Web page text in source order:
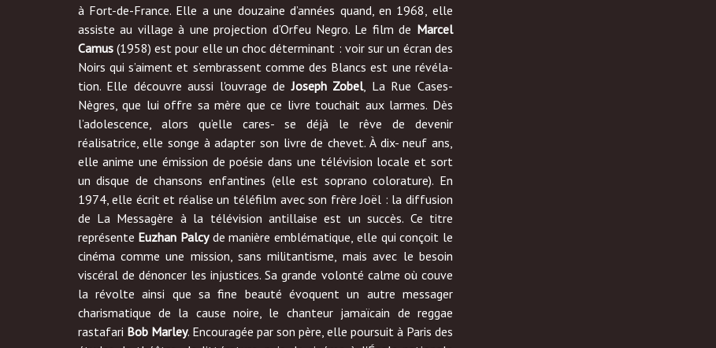
à Fort-de-France. Elle a une douzaine d’années quand, en 1968, elle
assiste au village à une projection d’Orfeu Negro. Le film de Marcel
Camus(1958) est pour elle un choc déterminant : voir sur un écran des
Noirs qui s’aiment et s’embrassent comme des Blancs est une révéla-
tion. Elle découvre aussi l'ouvrage deJoseph Zobel, La Rue Cases-
Nègres, que lui offre sa mère que ce livre touchait aux larmes. Dès
l’adolescence, alors qu’elle cares- se déjà le rêve de devenir
réalisatrice, elle songe à adapter son livre de chevet. À dix- neuf ans,
elle anime une émission de poésie dans une télévision locale et sort
un disque de chansons enfantines (elle est soprano colorature). En
1974, elle écrit et réalise un téléfilm avec son frère Joël : la diffusion
de La Messagère à la télévision antillaise est un succès. Ce titre
représente Euzhan Palcyde manière emblématique, elle qui conçoit le
cinéma comme une mission, sans militantisme, mais avec le besoin
viscéral de dénoncer les injustices. Sa grande volonté calme où couve
la révolte ainsi que sa fine beauté évoquent un autre messager
charismatique de la cause noire, le chanteur jamaïcain de reggae
rastafari Bob Marley. Encouragée par son père, elle poursuit à Paris des